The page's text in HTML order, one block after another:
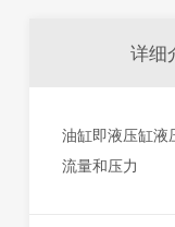
详细
油缸即液压缸液
流量和压力